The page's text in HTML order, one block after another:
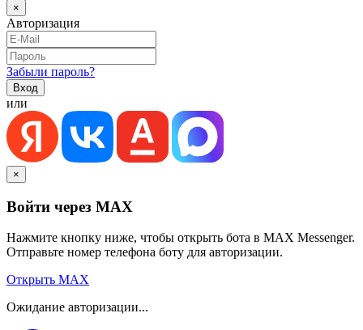
×
Авторизация
Забыли пароль?
или
×
Войти через MAX
Нажмите кнопку ниже, чтобы открыть бота в MAX Messenger.
Отправьте номер телефона боту для авторизации.
Открыть MAX
Ожидание авторизации...